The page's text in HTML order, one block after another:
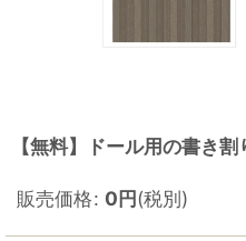
【無料】ドール用の書き
販売価格: 0円(税別)